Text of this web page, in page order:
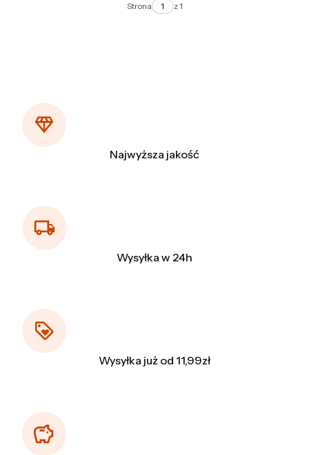
Strona z 1
Najwyższa jakość
Wysyłka w 24h
Wysyłka już od 11,99zł